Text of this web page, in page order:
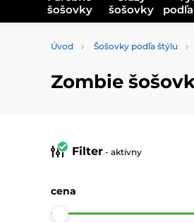
šošovky
šošovky
Úvod Šošovky podľa štýlu
Zombie
Filter - aktívny
cena